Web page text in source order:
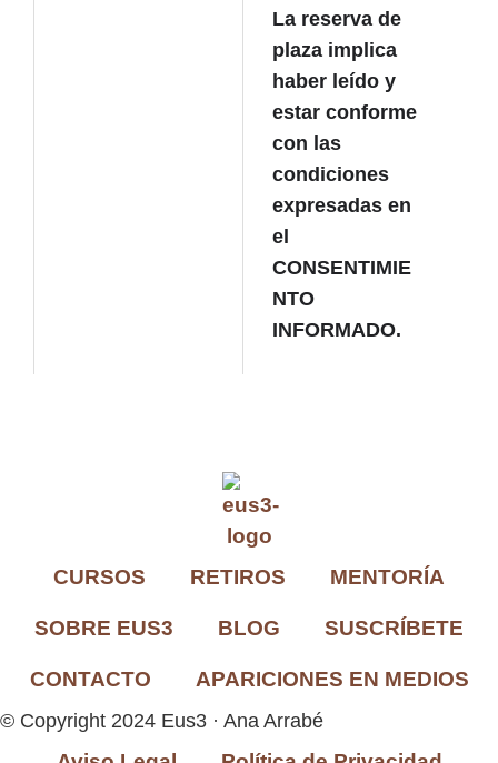
La reserva de
plaza implica
haber leído y
estar conforme
con las
condiciones
expresadas en
el
CONSENTIMIE
NTO
INFORMADO.
CURSOS RETIROS MENTORÍA
SOBRE EUS3 BLOG SUSCRÍBETE
CONTACTO APARICIONES EN MEDIOS
© Copyright 2024 Eus3 · Ana Arrabé